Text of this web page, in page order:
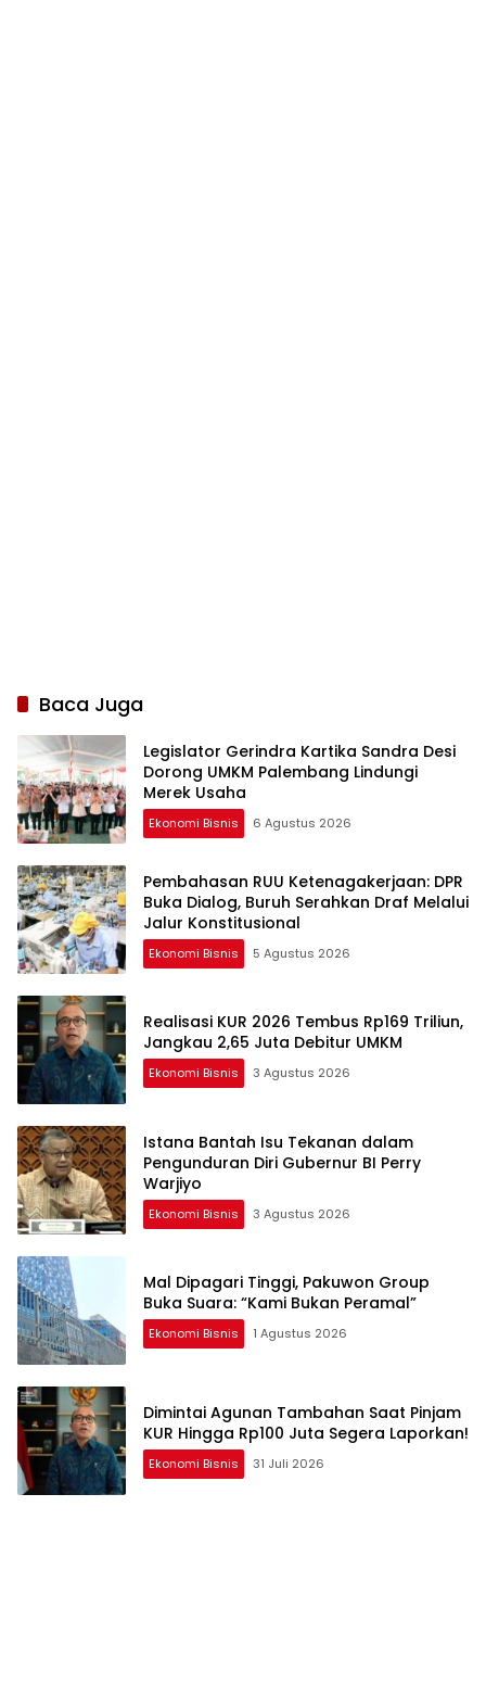
Baca Juga
Legislator Gerindra Kartika Sandra Desi
Dorong UMKM Palembang Lindungi
Merek Usaha
Ekonomi Bisnis 6 Agustus 2026
Pembahasan RUU Ketenagakerjaan: DPR
Buka Dialog, Buruh Serahkan Draf Melalui
Jalur Konstitusional
Ekonomi Bisnis 5 Agustus 2026
Realisasi KUR 2026 Tembus Rp169 Triliun,
Jangkau 2,65 Juta Debitur UMKM
Ekonomi Bisnis 3 Agustus 2026
Istana Bantah Isu Tekanan dalam
Pengunduran Diri Gubernur BI Perry
Warjiyo
Ekonomi Bisnis 3 Agustus 2026
Mal Dipagari Tinggi, Pakuwon Group
Buka Suara: “Kami Bukan Peramal”
Ekonomi Bisnis 1 Agustus 2026
Dimintai Agunan Tambahan Saat Pinjam
KUR Hingga Rp100 Juta Segera Laporkan!
Ekonomi Bisnis 31 Juli 2026